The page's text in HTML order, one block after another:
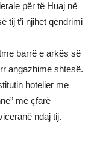
për të Huaj në
tij t’i njihet qëndrimi
barrë e arkës së
angazhime shtesë.
hotelier me
më çfarë
ndaj tij.